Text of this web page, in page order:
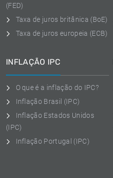
(FED)
Taxa de juros britânica (BoE)
Taxa de juros europeia (ECB)
INFLAÇÃO IPC
O que é a inflação do IPC?
Inflação Brasil (IPC)
Inflação Estados Unidos
(IPC)
Inflação Portugal (IPC)